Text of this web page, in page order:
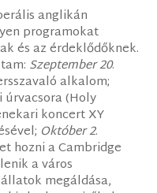
anglikán
programokat
és az érdeklődőknek.
Szeptember 20.
alkalom;
úrvacsora (Holy
koncert XY
Október 2.
hozni a Cambridge
a város
megáldása,